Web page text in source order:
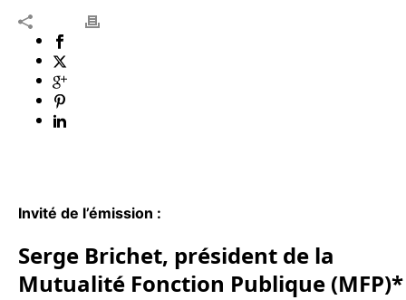
Invité de l’émission :
Serge Brichet, président de la
Mutualité Fonction Publique (MFP)*